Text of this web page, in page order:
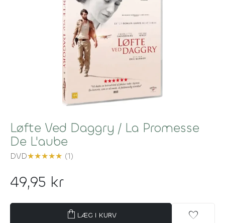
Løfte Ved Daggry / La Promesse
De L'aube
DVD★★★★★ (1)
49,95 kr
shopping_bag LÆG I KURV favorite